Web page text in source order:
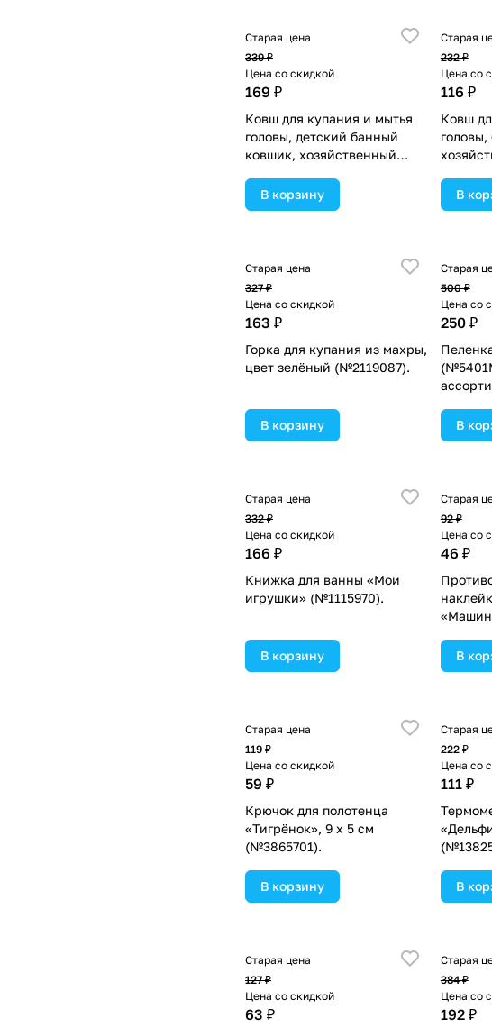
Старая цена
339 ₽
Цена со скидкой
169 ₽
Ковш для купания и мытья
головы, детский банный
ковшик, хозяйственный
(№7761337).
В корзину
Старая
232 ₽
Цена со
116 ₽
Ковш
В
Старая цена
327 ₽
Цена со скидкой
163 ₽
Горка для купания из махры,
цвет зелёный (№2119087).
В корзину
Старая
500 ₽
Цена со
250 ₽
В
Старая цена
332 ₽
Цена со скидкой
166 ₽
Книжка для ванны «Мои
игрушки» (№1115970).
В корзину
Старая
92 ₽
Цена со
46 ₽
В
Старая цена
119 ₽
Цена со скидкой
59 ₽
Крючок для полотенца
«Тигрёнок», 9 х 5 см
(№3865701).
В корзину
Старая
222 ₽
Цена со
111 ₽
В
Старая цена
127 ₽
Цена со скидкой
63 ₽
Старая
384 ₽
Цена со
192 ₽